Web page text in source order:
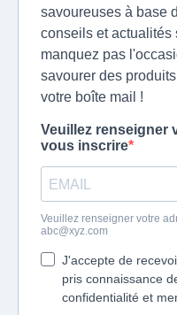
savoureuses à base
conseils et actualités
manquez pas
savourer des
votre boîte mail !
Veuillez renseigner
vous inscrire
Veuillez renseigner votre
abc@xyz.com
J'accepte de
pris connaissance
confidentialité et